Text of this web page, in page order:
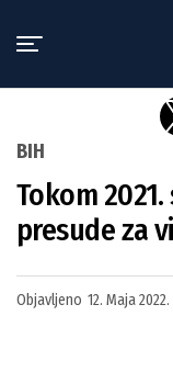
BIH
Tokom
presude za
Objavljeno 12. Maja 2022.